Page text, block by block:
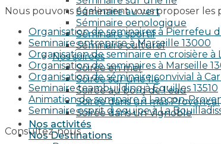
Séminaire au vert
Séminaire oenologique
Séminaire sportif
Séminaire culturel
Nos soirées
Soirée en mer
Soirée sur une île
Soirée au bord de l’eau
Soirée dans un mas Provençal
Soirée dans un Vignoble
Nos activités
Nos Destinations
Nous pouvons également vous proposer les
Organisation de seminaires à Pierrefeu
Seminaire entreprise à Marseille 13000
Organisation de seminaire en croisière à
Organisation de seminaires à Marseille
Organisation de séminaire convivial à
Seminaire teambuilding à Eguilles 13510
Animation de seminaire à Lançon-
Seminaire esprit d equipe à La
Consultez-nous